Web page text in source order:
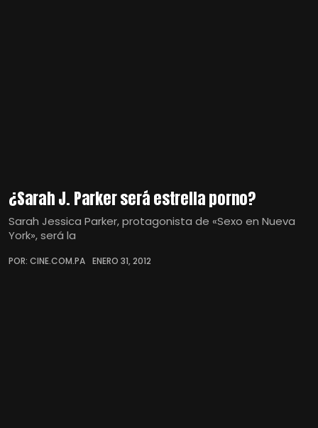
¿Sarah J. Parker será estrella porno?
Sarah Jessica Parker, protagonista de «Sexo en Nueva
York», será la
POR: CINE.COM.PA ENERO 31, 2012